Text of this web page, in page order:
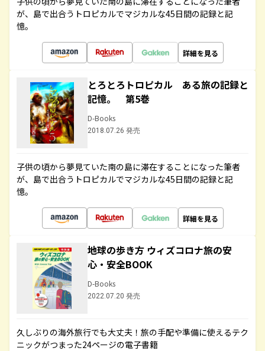
が、島で出合うトロピカルでマジカルな45日間の記録と記
憶。
詳細を見る
とろとろトロピカル ある旅の記録と
記憶。 第5巻
D-Books
2018.07.26 発売
子供の頃から夢見ていた南の島に滞在することになった筆者
が、島で出合うトロピカルでマジカルな45日間の記録と記
憶。
詳細を見る
地球の歩き方 ウィズコロナ旅の安
心・安全BOOK
D-Books
2022.07.20 発売
久しぶりの海外旅行でも大丈夫！旅の手配や準備に使えるテク
ニックがつまった24ページの電子書籍